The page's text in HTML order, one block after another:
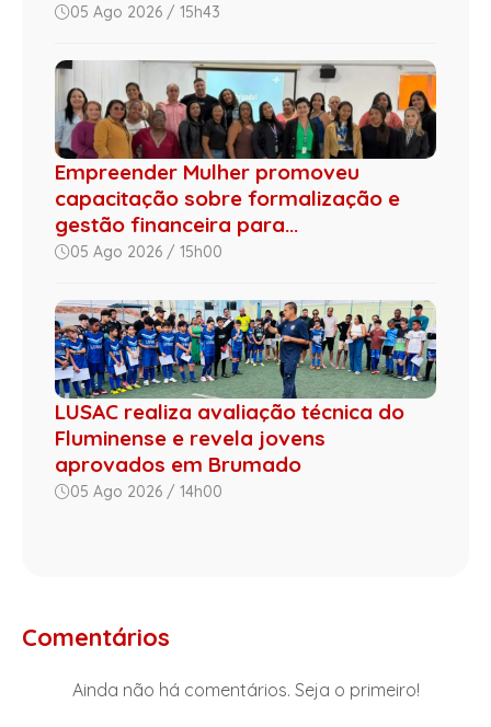
05 Ago 2026 / 15h43
Empreender Mulher promoveu
capacitação sobre formalização e
gestão financeira para...
05 Ago 2026 / 15h00
LUSAC realiza avaliação técnica do
Fluminense e revela jovens
aprovados em Brumado
05 Ago 2026 / 14h00
Comentários
Ainda não há comentários. Seja o primeiro!